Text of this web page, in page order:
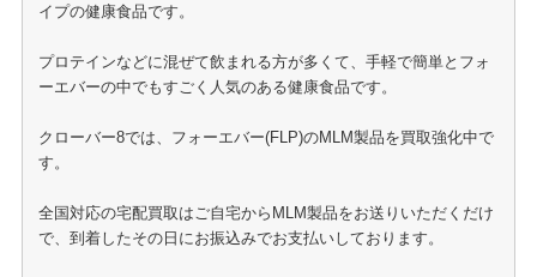
イプの健康食品です。
プロテインなどに混ぜて飲まれる方が多くて、手軽で簡単とフォ
ーエバーの中でもすごく人気のある健康食品です。
クローバー8では、フォーエバー(FLP)のMLM製品を買取強化中で
す。
全国対応の宅配買取はご自宅からMLM製品をお送りいただくだけ
で、到着したその日にお振込みでお支払いしております。